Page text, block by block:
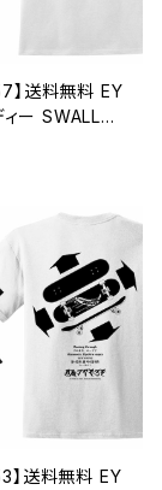
】送料無料 EY
ー SWALLO
ばめ メンズ
半袖 tシャツ
】送料無料 EY